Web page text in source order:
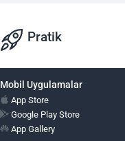
Pratik
Mobil Uygulamalar
App Store
Google Play Store
App Gallery